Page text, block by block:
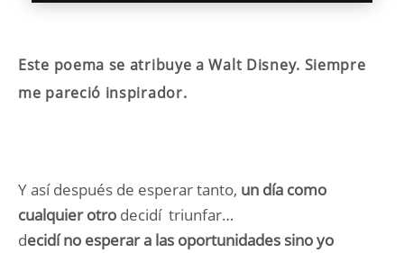
Este poema se atribuye a Walt Disney. Siempre
me pareció inspirador.
Y así después de esperar tanto, un día como
cualquier otro decidí triunfar…
decidí no esperar a las oportunidades sino yo